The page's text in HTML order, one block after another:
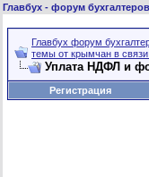
Главбух - форум
Главбух форум
темы от крымчан в
Уплата НДФЛ и
Регистрация